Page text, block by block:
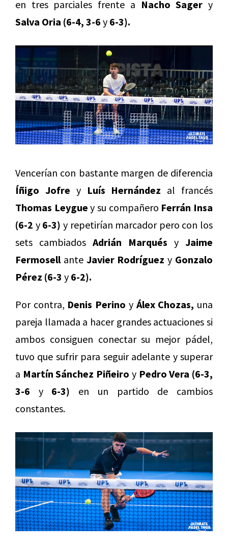
en tres parciales frente a Nacho Sager y
Salva Oria (6-4, 3-6 y 6-3).
Vencerían con bastante margen de diferencia
Íñigo Jofre y Luís Hernández al francés
Thomas Leygue y su compañero Ferrán Insa
(6-2 y 6-3) y repetirían marcador pero con los
sets cambiados Adrián Marqués y Jaime
Fermosellante Javier Rodríguez y Gonzalo
Pérez (6-3 y 6-2).
Por contra, Denis Perino y Álex Chozas, una
pareja llamada a hacer grandes actuaciones si
ambos consiguen conectar su mejor pádel,
tuvo que sufrir para seguir adelante y superar
a Martín Sánchez Piñeiro y Pedro Vera (6-3,
3-6 y 6-3) en un partido de cambios
constantes.